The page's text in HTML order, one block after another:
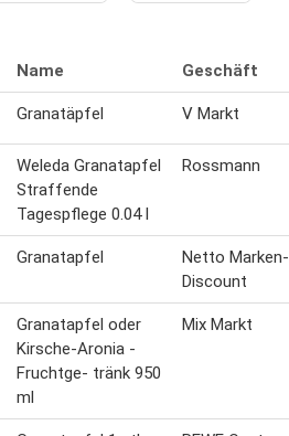
Name Geschäft
Granatäpfel V Markt
Weleda Granatapfel
Straffende
Tagespflege 0.04 l
Rossmann
Granatapfel
Netto Marken-
Discount
Granatapfel oder
Kirsche-Aronia -
Fruchtge- tränk 950
ml
Mix Markt